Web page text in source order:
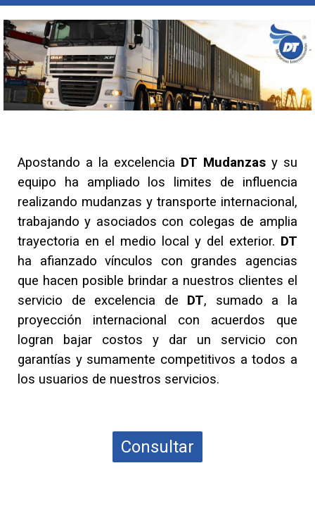
Apostando a la excelencia DT Mudanzasy su
equipo ha ampliado los limites de influencia
realizando mudanzas y transporte internacional,
trabajando y asociados con colegas de amplia
trayectoria en el medio local y del exterior. DT
ha afianzado vínculos con grandes agencias
que hacen posible brindar a nuestros clientes el
servicio de excelencia de DT, sumado a la
proyección internacional con acuerdos que
logran bajar costos y dar un servicio con
garantías y sumamente competitivos a todos a
los usuarios de nuestros servicios.
Consultar